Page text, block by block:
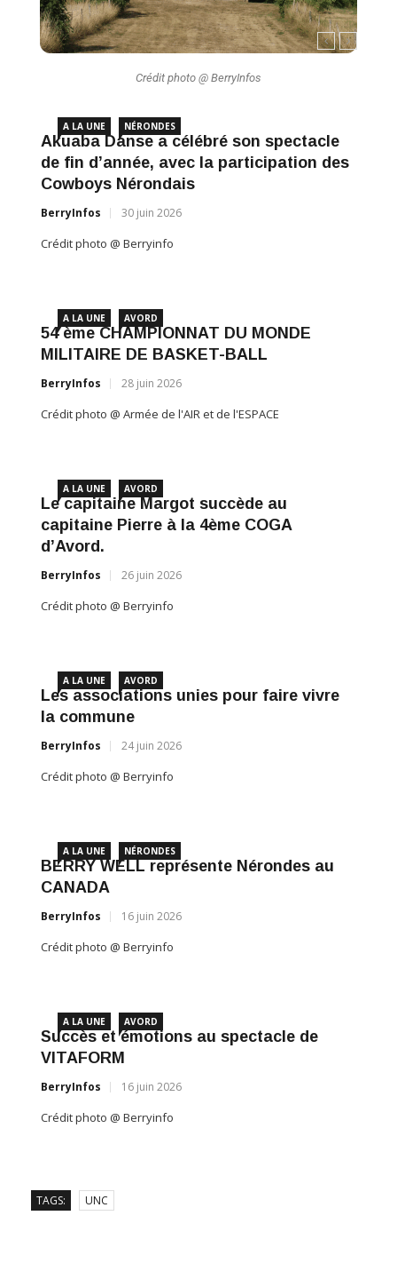
Crédit photo @ BerryInfos
A LA UNE NÉRONDES
Akuaba Danse a célébré son spectacle
de fin d’année, avec la participation des
Cowboys Nérondais
BerryInfos 30 juin 2026
Crédit photo @ Berryinfo
A LA UNE AVORD
54 ème CHAMPIONNAT DU MONDE
MILITAIRE DE BASKET-BALL
BerryInfos 28 juin 2026
Crédit photo @ Armée de l'AIR et de l'ESPACE
A LA UNE AVORD
Le capitaine Margot succède au
capitaine Pierre à la 4ème COGA
d’Avord.
BerryInfos 26 juin 2026
Crédit photo @ Berryinfo
A LA UNE AVORD
Les associations unies pour faire vivre
la commune
BerryInfos 24 juin 2026
Crédit photo @ Berryinfo
A LA UNE NÉRONDES
BERRY WELL représente Nérondes au
CANADA
BerryInfos 16 juin 2026
Crédit photo @ Berryinfo
A LA UNE AVORD
Succès et émotions au spectacle de
VITAFORM
BerryInfos 16 juin 2026
Crédit photo @ Berryinfo
TAGS: UNC